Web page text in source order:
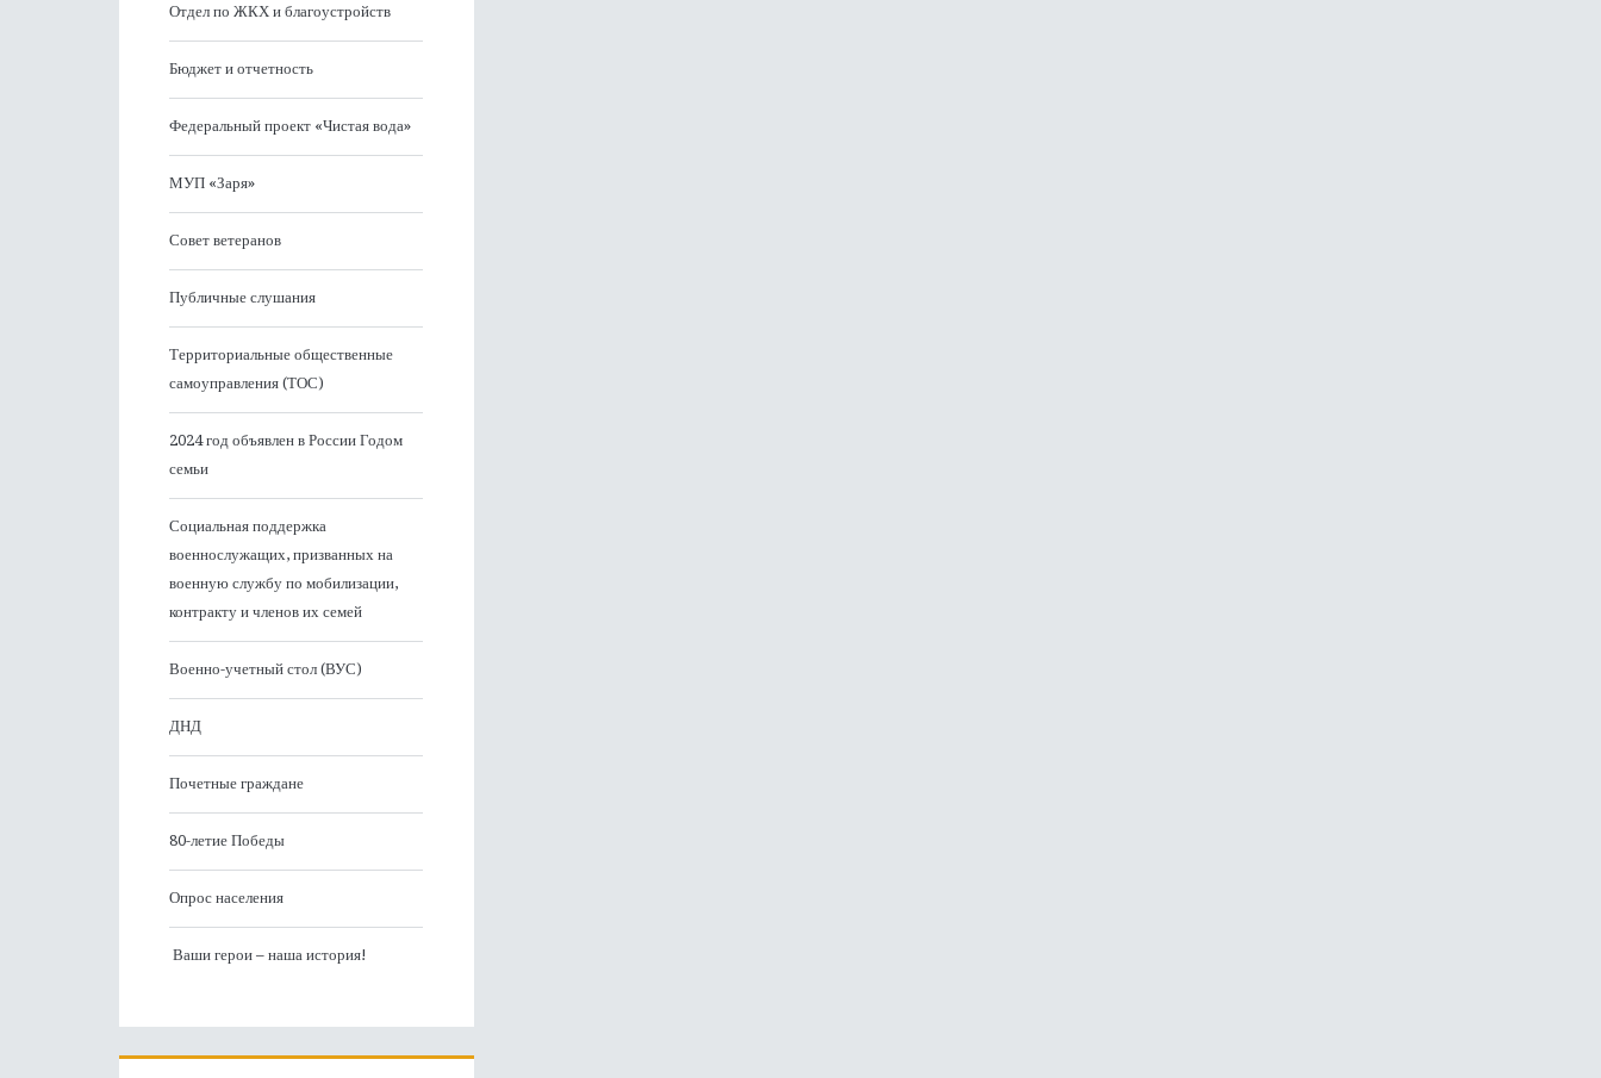
Отдел по ЖКХ и благоустройств
Бюджет и отчетность
Федеральный проект «Чистая вода»
МУП «Заря»
Совет ветеранов
Публичные слушания
Территориальные общественные
самоуправления (ТОС)
2024 год объявлен в России Годом
семьи
Социальная поддержка
военнослужащих, призванных на
военную службу по мобилизации,
контракту и членов их семей
Военно-учетный стол (ВУС)
ДНД
Почетные граждане
80-летие Победы
Опрос населения
Ваши герои – наша история!